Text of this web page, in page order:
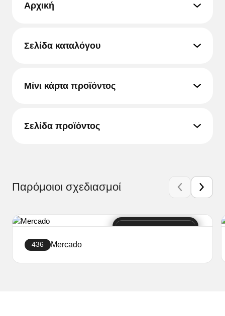
Αρχική
Σελίδα καταλόγου
Μίνι κάρτα προϊόντος
Σελίδα προϊόντος
Παρόμοιοι σχεδιασμοί
436 Mercado